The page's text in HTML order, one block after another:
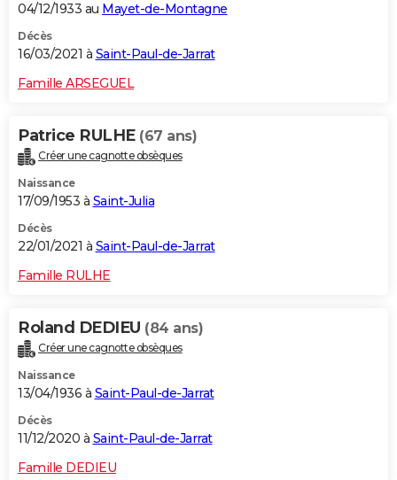
04/12/1933 au Mayet-de-Montagne
Décès
16/03/2021 à Saint-Paul-de-Jarrat
Famille ARSEGUEL
Patrice RULHE (67 ans)
Créer une cagnotte obsèques
Naissance
17/09/1953 à Saint-Julia
Décès
22/01/2021 à Saint-Paul-de-Jarrat
Famille RULHE
Roland DEDIEU (84 ans)
Créer une cagnotte obsèques
Naissance
13/04/1936 à Saint-Paul-de-Jarrat
Décès
11/12/2020 à Saint-Paul-de-Jarrat
Famille DEDIEU